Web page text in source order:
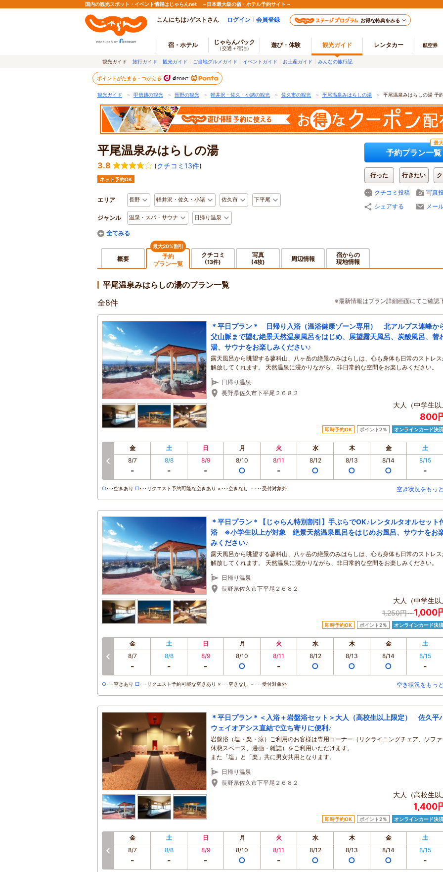
国内の観光スポット・イベント情報はじゃらんnet ～日本最大級の宿・ホテル予約サイト～
こんにちは♪ゲストさん ログイン 会員登録 お得な特典をみる
宿・ホテル じゃらんパック
（交通＋宿泊） 遊び・体験 観光ガイド レンタカー 航空券
観光ガイド 旅行ガイド 観光ガイド ご当地グルメガイド イベントガイド お土産ガイド みんなの旅行記
ポイントがたまる・つかえる
観光ガイド ＞ 甲信越の観光 ＞ 長野の観光 ＞ 軽井沢・佐久・小諸の観光 ＞ 佐久市の観光 ＞ 平尾温泉みはらしの湯 ＞ 平尾温泉みはらしの湯 予
平尾温泉みはらしの湯
3.8 (クチコミ13件)
ネット予約OK
エリア 長野 軽井沢・佐久・小諸 佐久市 下平尾
ジャンル 温泉・スパ・サウナ 日帰り温泉
最
予約プラン一覧
行った 行きたい
クチコミ投稿
写真
シェアする
メー
概要
最大20%割引
予約
プラン一覧
クチコミ
(13件)
写真
(4枚) 周辺情報
宿からの
現地情報
平尾温泉みはらしの湯のプラン一覧
全8件 ※最新情報はプラン詳細画面にてご確認
＊平日プラン＊ 日帰り入浴（温浴健康ゾーン専用） 北アルプス連峰か
父山脈まで望む絶景天然温泉風呂をはじめ、展望露天風呂、炭酸風呂、替
湯、サウナをお楽しみください♪
露天風呂から眺望する蓼科山、八ヶ岳の絶景のみはらしは、心も身体も日常のストレス
解放してくれます。 天然温泉に浸かりながら、非日常的な空間をお楽しみください。
日帰り温泉
長野県佐久市下平尾２６８２
大人（中学生以
800
即時予約OK ポイント2％ オンラインカード決
金 土 日 月 火 水 木 金 土
8/7
-
8/8
-
8/9
-
8/10
○
8/11
-
8/12
○
8/13
○
8/14
○
8/15
-
○･･･空きあり □･･･リクエスト予約可能な空きあり ×･･･空きなし －･･･受付対象外 空き状況をもっ
＊平日プラン＊【じゃらん特別割引】手ぶらでOK♪レンタルタオルセット
浴 ※小学生以上が対象 絶景天然温泉風呂をはじめお風呂、サウナをお
みください♪
露天風呂から眺望する蓼科山、八ヶ岳の絶景のみはらしは、心も身体も日常のストレス
解放してくれます。 天然温泉に浸かりながら、非日常的な空間をお楽しみください。
日帰り温泉
長野県佐久市下平尾２６８２
大人（中学生以
1,250円～1,000
即時予約OK ポイント2％ オンラインカード決
金 土 日 月 火 水 木 金 土
8/7
-
8/8
-
8/9
-
8/10
○
8/11
-
8/12
○
8/13
○
8/14
○
8/15
-
○･･･空きあり □･･･リクエスト予約可能な空きあり ×･･･空きなし －･･･受付対象外 空き状況をもっ
＊平日プラン＊＜入浴＋岩盤浴セット＞大人（高校生以上限定） 佐久平
ウェイオアシス直結で立ち寄りに便利♪
岩盤浴（塩・楽・涼）ご利用のお客様は専用コーナー（リクライニングチェア、ソファ
休憩スペース、漫画・雑誌）をご利用いただけます。
また「塩」と「楽」共に男女共用となります。
日帰り温泉
長野県佐久市下平尾２６８２
大人（高校生以
1,400
即時予約OK ポイント2％ オンラインカード決
金 土 日 月 火 水 木 金 土
8/7
-
8/8
-
8/9
-
8/10
○
8/11
-
8/12
○
8/13
○
8/14
○
8/15
-